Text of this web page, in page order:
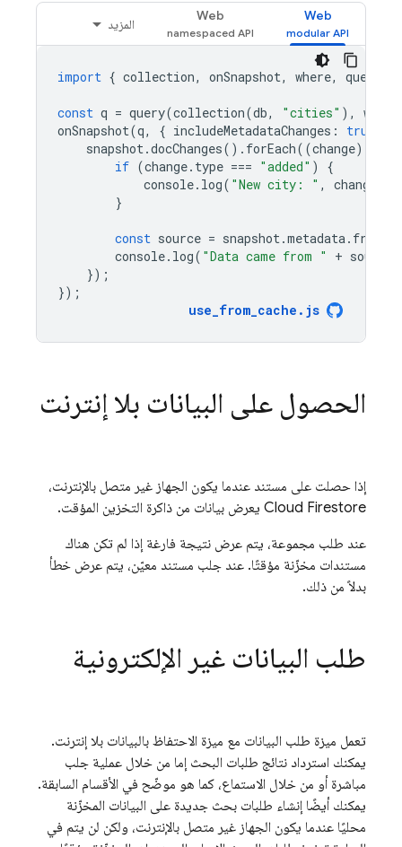
Web
Web
المزيد
import { collection, onSnapshot, where, query
const q = query(collection(db, "cities" ), where
onSnapshot(q, { includeMetadataChanges : true
snapshot.docChanges(). forEach((change)
if (change. type === "added" )
{
console. log( "New city: " , change
}
const source = snapshot.metadata.
console. log( "Data came from " + source
});
});
use_from_cache . js
الحصول على البيانات بلا إنترنت
إذا حصلت على مستند عندما يكون الجهاز غير متصل بالإنترنت،
Cloud Firestore يعرض بيانات من ذاكرة التخزين المؤقت.
عند طلب مجموعة، يتم عرض نتيجة فارغة إذا لم تكن هناك
مستندات مخزّنة مؤقتًا. عند جلب مستند معيّن، يتم عرض خطأ
بدلاً من ذلك.
طلب البيانات غير الإلكترونية
تعمل ميزة طلب البيانات مع ميزة الاحتفاظ بالبيانات بلا إنترنت.
يمكنك استرداد نتائج طلبات البحث إما من خلال عملية جلب
مباشرة أو من خلال الاستماع، كما هو موضّح في الأقسام السابقة.
يمكنك أيضًا إنشاء طلبات بحث جديدة على البيانات المخزّنة
محليًا عندما يكون الجهاز غير متصل بالإنترنت، ولكن لن يتم في